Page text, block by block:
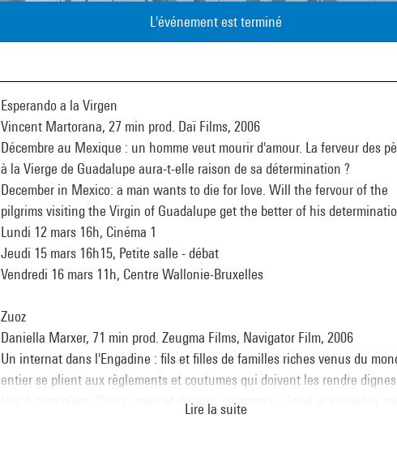
L'événement est terminé
Esperando a la Virgen
Vincent Martorana, 27 min prod. Daï Films, 2006
Décembre au Mexique : un homme veut mourir d'amour. La ferveur des
à la Vierge de Guadalupe aura-t-elle raison de sa détermination ?
December in Mexico: a man wants to die for love. Will the fervour of the
pilgrims visiting the Virgin of Guadalupe get the better of his
Lundi 12 mars 16h, Cinéma 1
Jeudi 15 mars 16h15, Petite salle - débat
Vendredi 16 mars 11h, Centre Wallonie-Bruxelles
Zuoz
Daniella Marxer, 71 min prod. Zeugma Films, Navigator Film, 2006
Un internat dans l'Engadine : fils et filles de familles riches venus du
entier se plient aux règlements et coutumes qui doivent les rendre
leur future place. Cours, sport et devoirs, cigarettes, alcool et sexualité,
Lire la suite